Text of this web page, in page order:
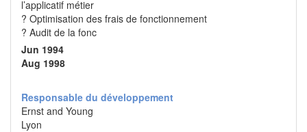
l’applicatif métier
? Optimisation des frais de fonctionnement
? Audit de la fonc
Jun 1994
Aug 1998
Responsable du développement
Ernst and Young
Lyon